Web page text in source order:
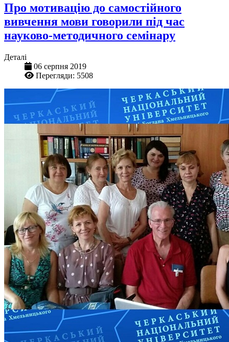
Про мотивацію до самостійного
вивчення мови говорили під час
науково-методичного семінару
Деталі
06 серпня 2019
Перегляди: 5508